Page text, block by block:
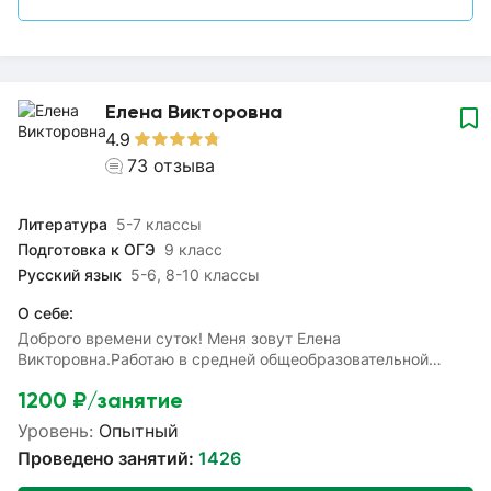
Елена Викторовна
4.9
73 отзыва
Литература 5-7 классы
Подготовка к ОГЭ 9 класс
Русский язык 5-6, 8-10 классы
1200 ₽/занятие
Уровень: Опытный
Проведено занятий: 1426
О себе:
Доброго времени суток! Меня зовут Елена
Викторовна.Работаю в средней общеобразовательной
учителем русского языка и литературы составляет 15
лет.Окажу помощь в выполнении домашних заданий,
помогу устранить пробелы в знаниях по предмету,
улучшить оценки в школе. Подготовлю к ОГЭ и
ВПР.Объясняю материал доступно и понятно. Применяю